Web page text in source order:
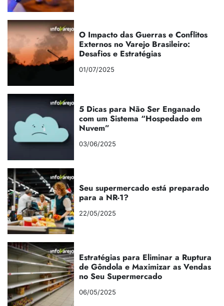
O Impacto das Guerras e Conflitos
Externos no Varejo Brasileiro:
Desafios e Estratégias
01/07/2025
5 Dicas para Não Ser Enganado
com um Sistema “Hospedado em
Nuvem”
03/06/2025
Seu supermercado está preparado
para a NR-1?
22/05/2025
Estratégias para Eliminar a Ruptura
de Gôndola e Maximizar as Vendas
no Seu Supermercado
06/05/2025